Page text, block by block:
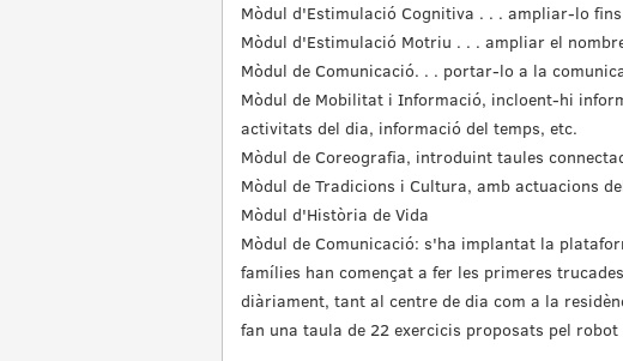
Mòdul d'Estimulació Cognitiva . . . ampliar-lo
Mòdul d'Estimulació Motriu . . . ampliar el
Mòdul de Comunicació. . . portar-lo a la
Mòdul de Mobilitat i Informació, incloent-hi
activitats del dia, informació del temps, etc.
Mòdul de Coreografia, introduint taules
Mòdul de Tradicions i Cultura, amb actuacions
Mòdul d'Història de Vida
Mòdul de Comunicació: s'ha implantat la
famílies han començat a fer les primeres
diàriament, tant al centre de dia com a la
fan una taula de 22 exercicis proposats pel robot